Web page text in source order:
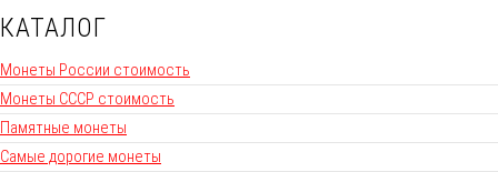
КАТАЛОГ
Монеты России стоимость
Монеты СССР стоимость
Памятные монеты
Самые дорогие монеты